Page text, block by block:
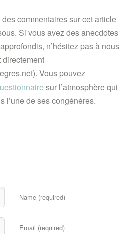
commentaires sur cet article
Si vous avez des anecdotes
n’hésitez pas à nous
directement
Vous pouvez
sur l’atmosphère qui
l’une de ses congénères.
Name (required)
Email (required)